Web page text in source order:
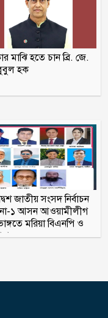
আমরা সমর্থন করি না :
থেকে ‘পিস্তল’সহ প্রয়াত
আটক
মাঝি হতে চান ব্রি. জে.
হক
জাতীয় সংসদ নির্বাচন
১ আসন আওয়ামীলীগ
মরিয়া বিএনপি ও